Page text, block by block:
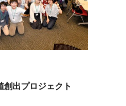
創出プロジェクト